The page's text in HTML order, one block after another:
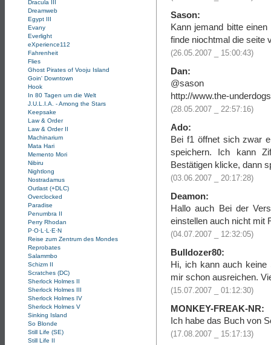
Dracula III
Dreamweb
Egypt III
Evany
Everlight
eXperience112
Fahrenheit
Flies
Ghost Pirates of Vooju Island
Goin' Downtown
Hook
In 80 Tagen um die Welt
J.U.L.I.A. - Among the Stars
Keepsake
Law & Order
Law & Order II
Machinarium
Mata Hari
Memento Mori
Nibiru
Nightlong
Nostradamus
Outlast (+DLC)
Overclocked
Paradise
Penumbra II
Perry Rhodan
P·O·L·L·E·N
Reise zum Zentrum des Mondes
Reprobates
Salammbo
Schizm II
Scratches (DC)
Sherlock Holmes II
Sherlock Holmes III
Sherlock Holmes IV
Sherlock Holmes V
Sinking Island
So Blonde
Still Life (SE)
Still Life II
Sason:
Kann jemand bitte
finde niochtmal die seite
(26.05.2007 _ 15:00:43)
Dan:
@sason
http://www.the-
(28.05.2007 _ 22:57:16)
Ado:
Bei f1 öffnet sich zwar
speichern. Ich kann
Bestätigen klicke, dann
(03.06.2007 _ 20:17:28)
Deamon:
Hallo auch Bei der
einstellen auch nicht mit
(04.07.2007 _ 12:32:05)
Bulldozer80:
Hi, ich kann auch keine
mir schon ausreichen.
(15.07.2007 _ 01:12:30)
MONKEY-FREAK-NR:
Ich habe das Buch von
(17.08.2007 _ 15:17:13)